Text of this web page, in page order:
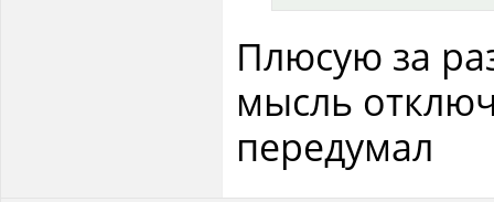
Плюсую за
мысль
передумал